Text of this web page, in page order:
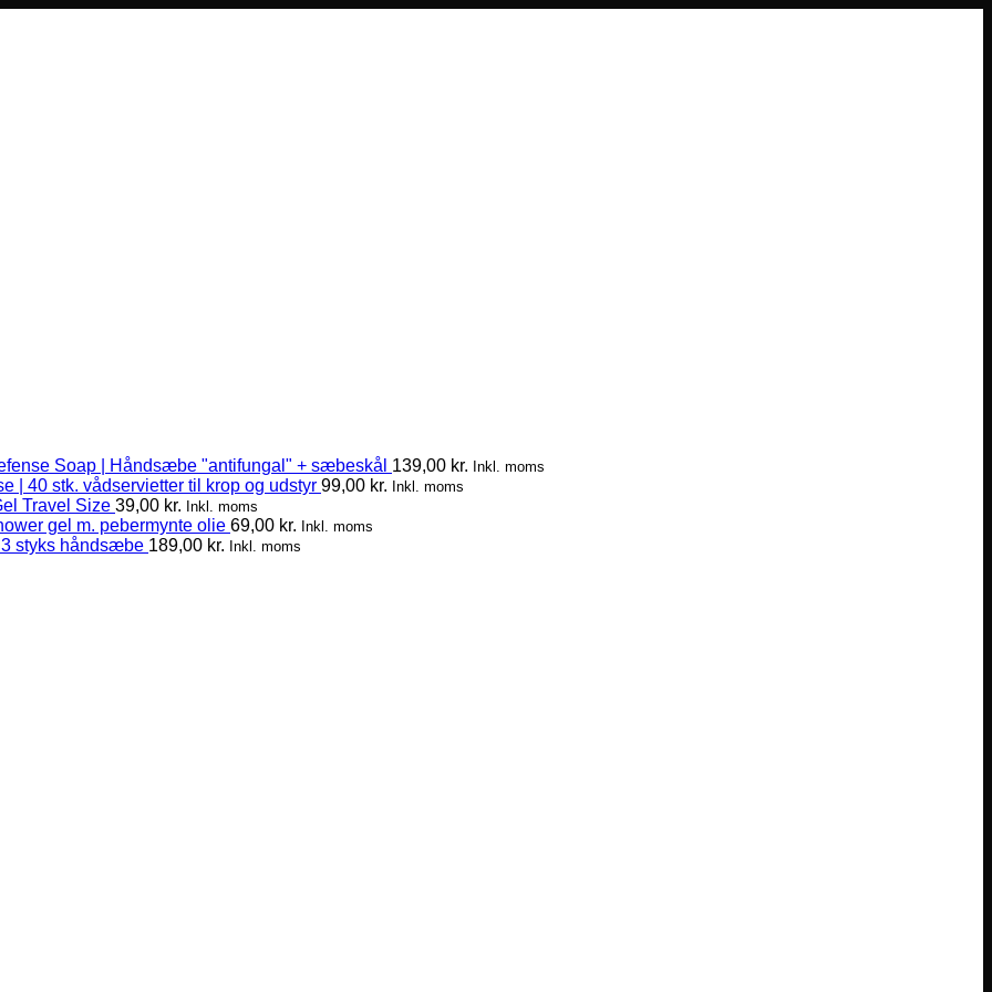
Soap | Håndsæbe "antifungal" + sæbeskål 139,00 kr. Inkl. moms
| 40 stk. vådservietter til krop og udstyr 99,00 kr. Inkl. moms
Travel Size 39,00 kr. Inkl. moms
gel m. pebermynte olie 69,00 kr. Inkl. moms
styks håndsæbe 189,00 kr. Inkl. moms